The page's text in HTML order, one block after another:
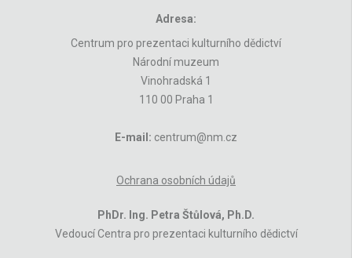
Adresa:
Centrum pro prezentaci kulturního dědictví
Národní muzeum
Vinohradská 1
110 00 Praha 1
E-mail: centrum@nm.cz
Ochrana osobních údajů
PhDr. Ing. Petra Štůlová, Ph.D.
Vedoucí Centra pro prezentaci kulturního dědictví